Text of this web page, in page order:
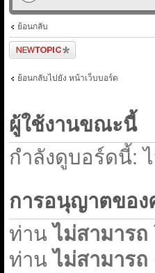
ย้อนกลับ
ตั้งกระทู้ใหม่
ย้อนกลับไปยัง หน้าเว็บบอร์ด
ผู้ใช้งานขณะนี้
กำลังดูบอร์ดนี้:
การอนุญาตขอ
ท่านไม่สามารถ
ท่านไม่สามารถ